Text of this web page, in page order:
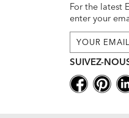
For the latest
enter your
SUIVEZ-